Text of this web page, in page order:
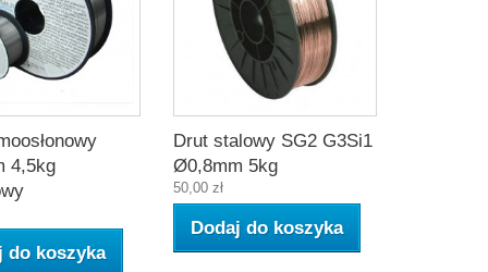
4,5kg
do koszyka
Drut stalowy SG2 G3Si1
Ø0,8mm 5kg
50,00 zł
Dodaj do koszyka